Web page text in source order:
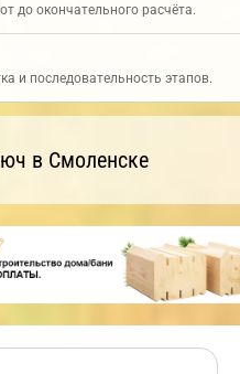
до окончательного расчёта.
и последовательность этапов.
в Смоленске